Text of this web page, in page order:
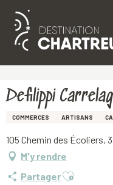
Aller
principal
Defilippi
COMMERCES ARTISANS
105 Chemin des Écoliers,
M'y rendre
PartagerAjouter aux